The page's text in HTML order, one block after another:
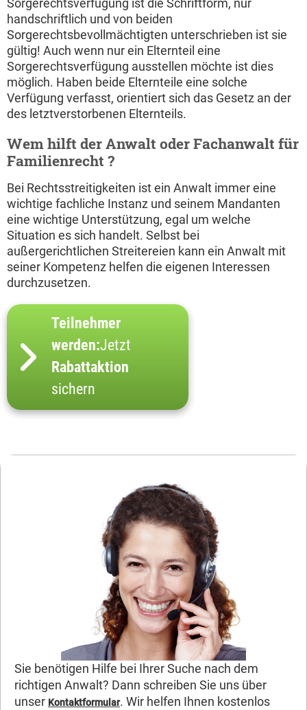
Sorgerechtsverfügung ist die Schriftform, nur
handschriftlich und von beiden
Sorgerechtsbevollmächtigten unterschrieben ist sie
gültig! Auch wenn nur ein Elternteil eine
Sorgerechtsverfügung ausstellen möchte ist dies
möglich. Haben beide Elternteile eine solche
Verfügung verfasst, orientiert sich das Gesetz an der
des letztverstorbenen Elternteils.
Wem hilft der Anwalt oder Fachanwalt für
Familienrecht ?
Bei Rechtsstreitigkeiten ist ein Anwalt immer eine
wichtige fachliche Instanz und seinem Mandanten
eine wichtige Unterstützung, egal um welche
Situation es sich handelt. Selbst bei
außergerichtlichen Streitereien kann ein Anwalt mit
seiner Kompetenz helfen die eigenen Interessen
durchzusetzen.
Teilnehmer
werden:Jetzt
Rabattaktion
sichern
Sie benötigen Hilfe bei Ihrer Suche nach dem
richtigen Anwalt? Dann schreiben Sie uns über
unser Kontaktformular. Wir helfen Ihnen kostenlos